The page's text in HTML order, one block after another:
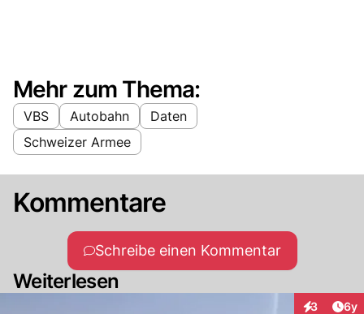
Mehr zum Thema:
VBS Autobahn
Daten
Schweizer Armee
Kommentare
Schreibe einen Kommentar
Weiterlesen
3 6y